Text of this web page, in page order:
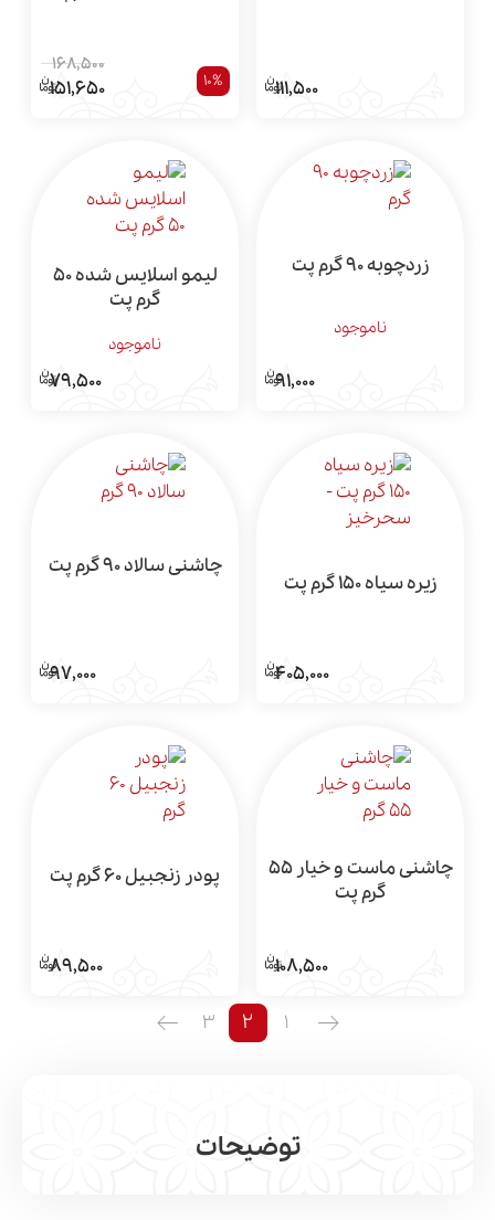
111,500
10%
168,500
151,650
زردچوبه 90 گرم پت
ناموجود
91,000
لیمو اسلایس شده 50
گرم پت
ناموجود
79,500
زیره سیاه 150 گرم پت
405,000
چاشنی سالاد 90 گرم پت
97,000
چاشنی ماست و خیار 55
گرم پت
108,500
پودر زنجبیل 60 گرم پت
89,500
1
2
3
توضیحات